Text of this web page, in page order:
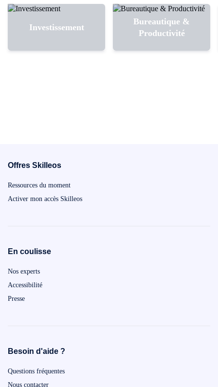
Investissement
Bureautique &
Productivité
Offres Skilleos
Ressources du moment
Activer mon accès Skilleos
En coulisse
Nos experts
Accessibilité
Presse
Besoin d'aide ?
Questions fréquentes
Nous contacter